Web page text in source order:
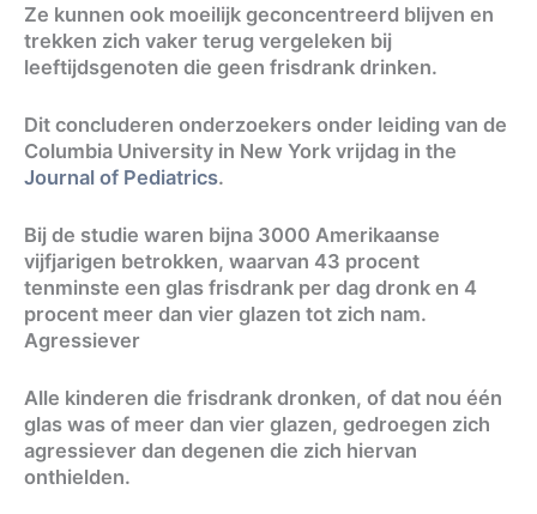
Ze kunnen ook moeilijk geconcentreerd blijven en
trekken zich vaker terug vergeleken bij
leeftijdsgenoten die geen frisdrank drinken.
Dit concluderen onderzoekers onder leiding van de
Columbia University in New York vrijdag in the
Journal of Pediatrics.
Bij de studie waren bijna 3000 Amerikaanse
vijfjarigen betrokken, waarvan 43 procent
tenminste een glas frisdrank per dag dronk en 4
procent meer dan vier glazen tot zich nam.
Agressiever
Alle kinderen die frisdrank dronken, of dat nou één
glas was of meer dan vier glazen, gedroegen zich
agressiever dan degenen die zich hiervan
onthielden.